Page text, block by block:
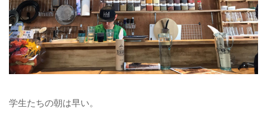
学生たちの朝は早い。